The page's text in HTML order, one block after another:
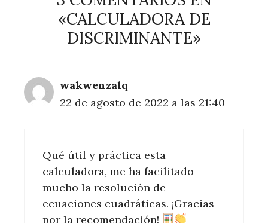
«CALCULADORA DE
DISCRIMINANTE»
wakwenzalq
22 de agosto de 2022 a las 21:40
Qué útil y práctica esta
calculadora, me ha facilitado
mucho la resolución de
ecuaciones cuadráticas. ¡Gracias
por la recomendación!